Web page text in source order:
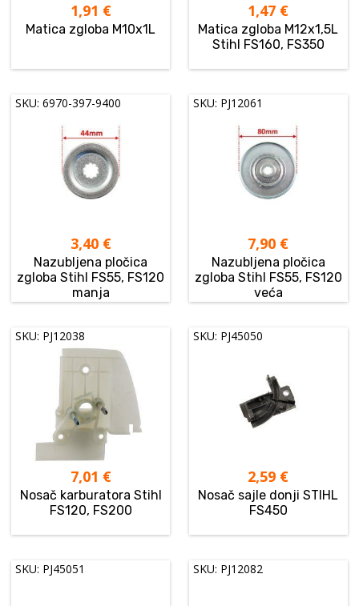
1,91 €
Matica zgloba M10x1L
1,47 €
Matica zgloba M12x1,5L
Stihl FS160, FS350
SKU: 6970-397-9400
3,40 €
Nazubljena pločica
zgloba Stihl FS55, FS120
manja
SKU: PJ12061
7,90 €
Nazubljena pločica
zgloba Stihl FS55, FS120
veća
SKU: PJ12038
7,01 €
Nosač karburatora Stihl
FS120, FS200
SKU: PJ45050
2,59 €
Nosač sajle donji STIHL
FS450
SKU: PJ45051 SKU: PJ12082